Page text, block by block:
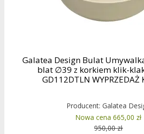
Galatea Design Bulat
blat ∅39 z korkiem klik-
GD112DTLN WYPRZEDAŻ
Producent:Galatea
Nowa cena 665,00 zł
950,00 zł